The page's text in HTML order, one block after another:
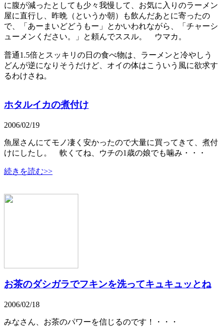
に腹が減ったとしても少々我慢して、お気に入りのラーメン
屋に直行し、昨晩（というか朝）も飲んだあとに寄ったの
で、「あーまいどどうもー」とかいわれながら、「チャーシ
ューメンください。」と頼んでススル。 ウマカ。
普通1.5倍とスッキリの日の食べ物は、ラーメンと冷やしう
どんが逆になりそうだけど、オイの体はこういう風に欲求す
るわけさね。
ホタルイカの煮付け
2006/02/19
魚屋さんにてモノ凄く安かったので大量に買ってきて、煮付
けにしたし。 軟くてね、ウチの1歳の娘でも噛み・・・
続きを読む>>
お茶のダシガラでフキンを洗ってキュキュッとね
2006/02/18
みなさん、お茶のパワーを信じるのです！・・・